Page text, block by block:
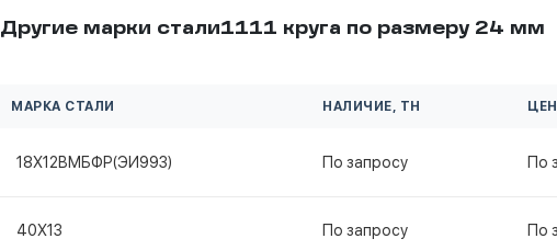
Другие марки стали1111 круга по размеру 24 мм
МАРКА СТАЛИ НАЛИЧИЕ, ТН
18Х12ВМБФР(ЭИ993) По запросу По
40Х13 По запросу По